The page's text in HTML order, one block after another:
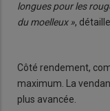
longues pour les
du moelleux »,
Côté rendement,
maximum. La
plus avancée.